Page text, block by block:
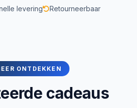
levering Retourneerbaar
ONTDEKKEN
cadeaus